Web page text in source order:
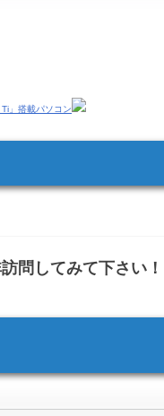
問してみて下さい！